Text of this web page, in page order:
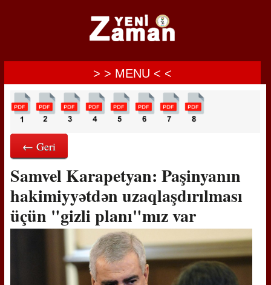
> > MENU < <
← Geri
Samvel Karapetyan: Paşinyanın
hakimiyyətdən uzaqlaşdırılması
üçün "gizli planı"mız var